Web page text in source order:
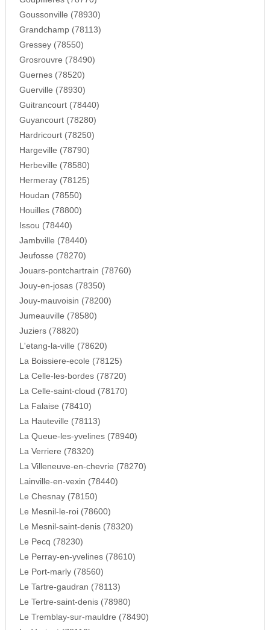
Goussonville (78930)
Grandchamp (78113)
Gressey (78550)
Grosrouvre (78490)
Guernes (78520)
Guerville (78930)
Guitrancourt (78440)
Guyancourt (78280)
Hardricourt (78250)
Hargeville (78790)
Herbeville (78580)
Hermeray (78125)
Houdan (78550)
Houilles (78800)
Issou (78440)
Jambville (78440)
Jeufosse (78270)
Jouars-pontchartrain (78760)
Jouy-en-josas (78350)
Jouy-mauvoisin (78200)
Jumeauville (78580)
Juziers (78820)
L'etang-la-ville (78620)
La Boissiere-ecole (78125)
La Celle-les-bordes (78720)
La Celle-saint-cloud (78170)
La Falaise (78410)
La Hauteville (78113)
La Queue-les-yvelines (78940)
La Verriere (78320)
La Villeneuve-en-chevrie (78270)
Lainville-en-vexin (78440)
Le Chesnay (78150)
Le Mesnil-le-roi (78600)
Le Mesnil-saint-denis (78320)
Le Pecq (78230)
Le Perray-en-yvelines (78610)
Le Port-marly (78560)
Le Tartre-gaudran (78113)
Le Tertre-saint-denis (78980)
Le Tremblay-sur-mauldre (78490)